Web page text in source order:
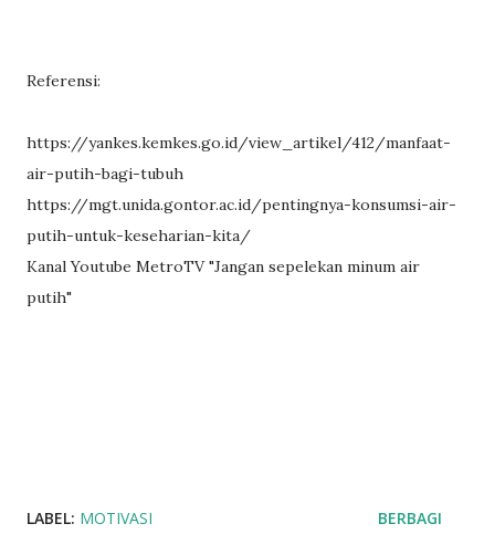
Referensi:
https://yankes.kemkes.go.id/view_artikel/412/manfaat-
air-putih-bagi-tubuh
https://mgt.unida.gontor.ac.id/pentingnya-konsumsi-air-
putih-untuk-keseharian-kita/
Kanal Youtube MetroTV "Jangan sepelekan minum air
putih"
LABEL: MOTIVASI BERBAGI